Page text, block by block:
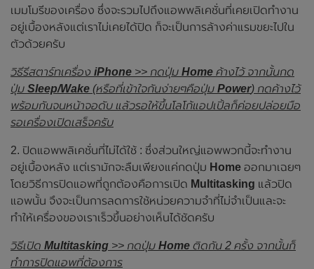
เมมโมรีของเครื่อง ซึ่งจะรวมไปถึงแอพพลิเคชั่นที่เคยเปิดทำงาน
อยู่เบื้องหลังแต่เราไม่เคยได้ปิด ก็จะเป็นการล้างค่าแรมขยะไปใน
ตัวด้วยครับ
วิธีรีสตาร์ทเครื่อง iPhone >> กดปุ่ม Home ค้างไว้ จากนั้นกด
ปุ่ม Sleep/Wake (หรือที่เข้าใจกันง่ายๆคือปุ่ม Power) กดค้างไว้
พร้อมกันจนหน้าจอดับ แล้วรอให้ขึ้นโลโก้แอปเปิ้ลก็ค่อยปล่อยมือ
รอเครื่องเปิดเสร็จครับ
2. ปิดแอพพลิเคชั่นที่ไม่ได้ใช้ : ซึ่งส่วนใหญ่แอพพวกนี้จะทำงาน
อยู่เบื้องหลัง แต่เรามักจะลืมเพียงแค่กดปุ่ม Home ออกมาเฉยๆ
โดยวิธีการปิดแอพที่ถูกต้องคือการเปิด Multitasking แล้วปิด
แอพนั้น จึงจะเป็นการลดการใช้หน่วยความจำที่ไม่จำเป็นและจะ
ทำให้เครื่องของเราเร็วขึ้นอย่างเห็นได้ชัดครับ
วิธีเปิด Multitasking >> กดปุ่ม Home ติดกัน 2 ครั้ง จากนั้นก็
ทำการปิดแอพที่ต้องการ